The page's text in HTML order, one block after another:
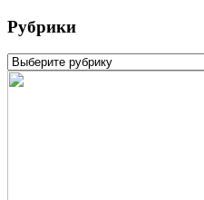
Рубрики
Рубрики